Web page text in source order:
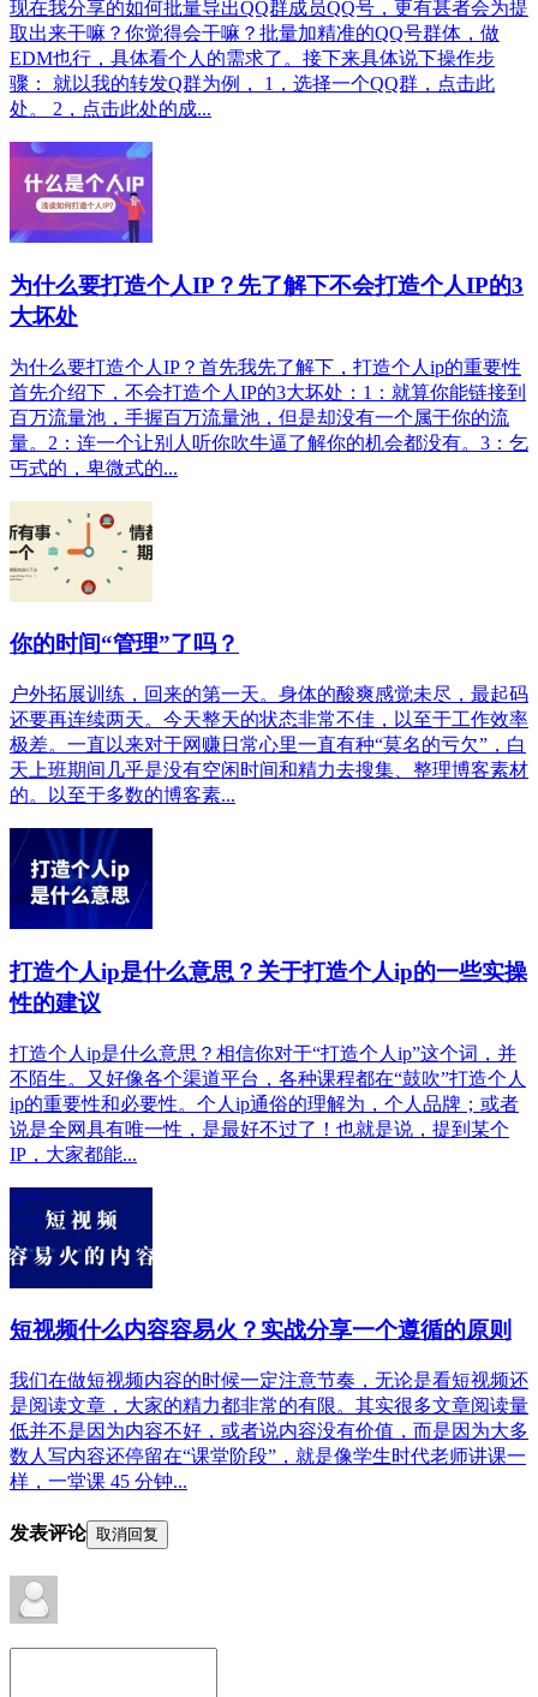
现在我分享的如何批量导出QQ群成员QQ号，更有甚者会为提
取出来干嘛？你觉得会干嘛？批量加精准的QQ号群体，做
EDM也行，具体看个人的需求了。接下来具体说下操作步
骤： 就以我的转发Q群为例， 1，选择一个QQ群，点击此
处。 2，点击此处的成...
为什么要打造个人IP？先了解下不会打造个人IP的3
大坏处
为什么要打造个人IP？首先我先了解下，打造个人ip的重要性
首先介绍下，不会打造个人IP的3大坏处：1：就算你能链接到
百万流量池，手握百万流量池，但是却没有一个属于你的流
量。2：连一个让别人听你吹牛逼了解你的机会都没有。3：乞
丐式的，卑微式的...
你的时间“管理”了吗？
户外拓展训练，回来的第一天。身体的酸爽感觉未尽，最起码
还要再连续两天。今天整天的状态非常不佳，以至于工作效率
极差。一直以来对于网赚日常心里一直有种“莫名的亏欠”，白
天上班期间几乎是没有空闲时间和精力去搜集、整理博客素材
的。以至于多数的博客素...
打造个人ip是什么意思？关于打造个人ip的一些实操
性的建议
打造个人ip是什么意思？相信你对于“打造个人ip”这个词，并
不陌生。又好像各个渠道平台，各种课程都在“鼓吹”打造个人
ip的重要性和必要性。个人ip通俗的理解为，个人品牌；或者
说是全网具有唯一性，是最好不过了！也就是说，提到某个
IP，大家都能...
短视频什么内容容易火？实战分享一个遵循的原则
我们在做短视频内容的时候一定注意节奏，无论是看短视频还
是阅读文章，大家的精力都非常的有限。其实很多文章阅读量
低并不是因为内容不好，或者说内容没有价值，而是因为大多
数人写内容还停留在“课堂阶段”，就是像学生时代老师讲课一
样，一堂课 45 分钟...
发表评论 取消回复